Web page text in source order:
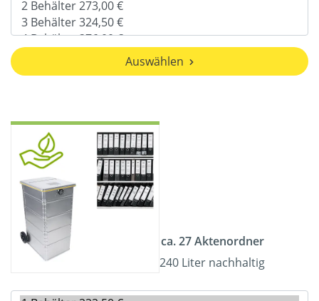
Auswählen
ca. 27 Aktenordner
240 Liter nachhaltig